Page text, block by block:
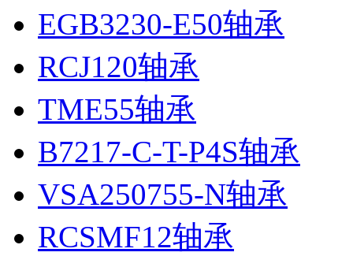
EGB3230-E50轴承
RCJ120轴承
TME55轴承
B7217-C-T-P4S轴承
VSA250755-N轴承
RCSMF12轴承